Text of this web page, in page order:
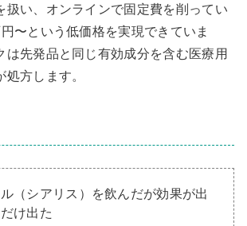
扱い、オンラインで固定費を削ってい
〜という低価格を実現できていま
は先発品と同じ有効成分を含む医療用
方します。
（シアリス）を飲んだが効果が出
け出た